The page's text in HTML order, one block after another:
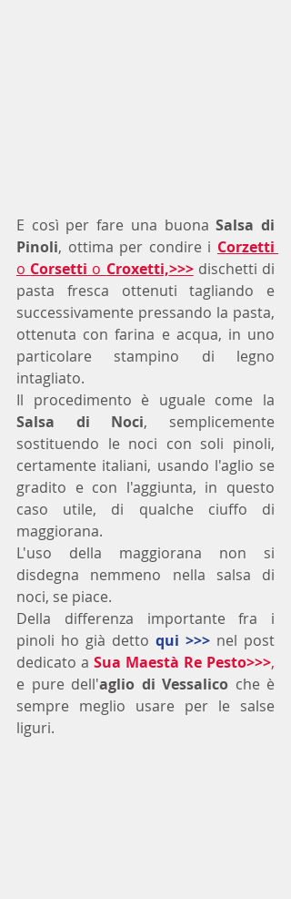
E così per fare una buona Salsa di
Pinoli, ottima per condire i Corzetti
o Corsetti o Croxetti,>>> dischetti di
pasta fresca ottenuti tagliando e
successivamente pressando la pasta,
ottenuta con farina e acqua, in uno
particolare stampino di legno
intagliato.
Salsa di Noci, semplicemente
sostituendo le noci con soli pinoli,
certamente italiani, usando l'aglio se
gradito e con l'aggiunta, in questo
caso utile, di qualche ciuffo di
maggiorana.
L'uso della maggiorana non si
disdegna nemmeno nella salsa di
noci, se piace.
Della differenza importante fra i
pinoli ho già detto qui >>> nel post
dedicato a Sua Maestà Re Pesto>>>,
e pure dell'aglio di Vessalico che è
sempre meglio usare per le salse
liguri.